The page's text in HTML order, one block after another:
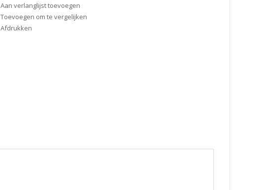
Aan verlanglijst toevoegen
Toevoegen om te vergelijken
Afdrukken